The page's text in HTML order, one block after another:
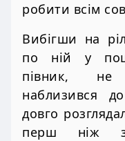
робити всім
Вибігши на
по ній у
півник, не
наблизився
довго
перш ніж